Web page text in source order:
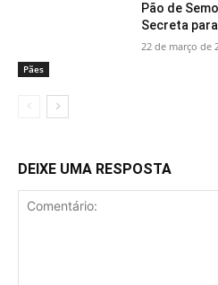
Pães
Pão de
Secreta
22 de março de
DEIXE UMA RESPOSTA